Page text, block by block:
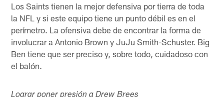
Los Saints tienen la mejor defensiva por tierra de toda
la NFL y si este equipo tiene un punto débil es en el
perímetro. La ofensiva debe de encontrar la forma de
involucrar a Antonio Brown y JuJu Smith-Schuster. Big
Ben tiene que ser preciso y, sobre todo, cuidadoso con
el balón.
Lograr poner presión a Drew Brees